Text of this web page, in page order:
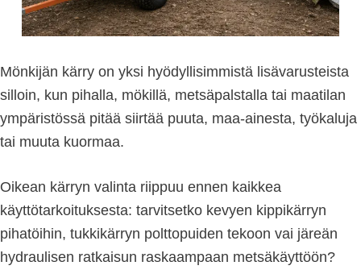
Mönkijän kärry on yksi hyödyllisimmistä lisävarusteista
silloin, kun pihalla, mökillä, metsäpalstalla tai maatilan
ympäristössä pitää siirtää puuta, maa-ainesta, työkaluja
tai muuta kuormaa.
Oikean kärryn valinta riippuu ennen kaikkea
käyttötarkoituksesta: tarvitsetko kevyen kippikärryn
pihatöihin, tukkikärryn polttopuiden tekoon vai järeän
hydraulisen ratkaisun raskaampaan metsäkäyttöön?